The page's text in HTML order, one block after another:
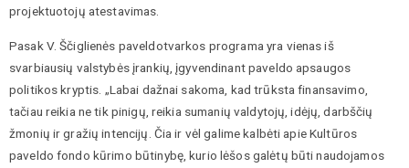
projektuotojų atestavimas.
Pasak V. Ščiglienės paveldotvarkos programa yra vienas iš
svarbiausių valstybės įrankių, įgyvendinant paveldo apsaugos
politikos kryptis. „Labai dažnai sakoma, kad trūksta finansavimo,
tačiau reikia ne tik pinigų, reikia sumanių valdytojų, idėjų, darbščių
žmonių ir gražių intencijų. Čia ir vėl galime kalbėti apie Kultūros
paveldo fondo kūrimo būtinybę, kurio lėšos galėtų būti naudojamos